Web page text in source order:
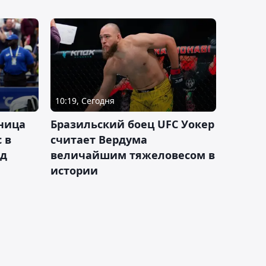
в
10:19, Сегодня
Бразильский боец UFC Уокер
считает Вердума
величайшим тяжеловесом в
истории